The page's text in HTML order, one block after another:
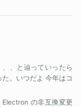
、と辿っていったら
。いつだよ 今年はコ
Electron の非互換変更